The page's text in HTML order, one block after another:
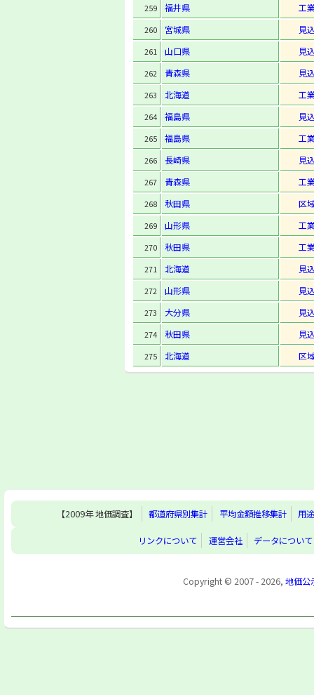
259 福井県 工
260 宮城県 見
261 山口県 見
262 青森県 見
263 北海道 工
264 福島県 見
265 福島県 工
266 長崎県 見
267 青森県 工
268 秋田県 区
269 山形県 工
270 秋田県 工
271 北海道 見
272 山形県 見
273 大分県 見
274 秋田県 見
275 北海道 区
【2009年 地価調査】 都道府県別集計 平均金額推移集計 用
リンクについて 運営会社 データについて
Copyright © 2007 - 2026, 地価公